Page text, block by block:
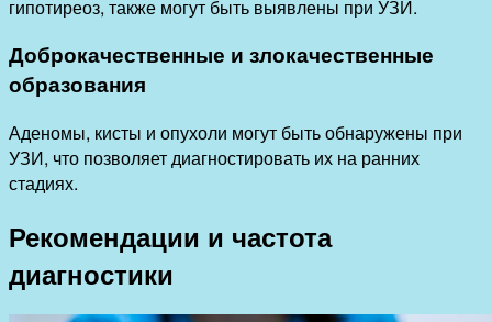
гипотиреоз, также могут быть выявлены при УЗИ.
Доброкачественные и злокачественные
образования
Аденомы, кисты и опухоли могут быть обнаружены при
УЗИ, что позволяет диагностировать их на ранних
стадиях.
Рекомендации и частота
диагностики